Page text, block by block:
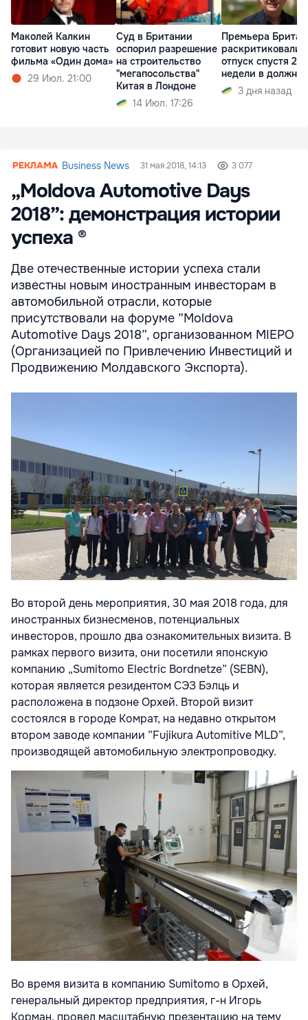
Маколей Калкин
готовит новую часть
фильма «Один дома»
29 Июл. 21:00
Суд в Британии
оспорил разрешение
на строительство
"мегапосольства"
Китая в Лондоне
14 Июл. 17:26
Премьера
раскритиковали
отпуск спустя 2
недели в
3 дня назад
Business News 31 мая 2018, 14:13 3 077
„Moldova Automotive Days
2018”: демонстрация истории
успеха ®
Две отечественные истории успеха стали
известны новым иностранным инвесторам в
автомобильной отрасли, которые
присутствовали на форуме ”Moldova
Automotive Days 2018”, организованном MIEPO
(Организацией по Привлечению Инвестиций и
Продвижению Молдавского Экспорта).
Во второй день мероприятия, 30 мая 2018 года, для
иностранных бизнесменов, потенциальных
инвесторов, прошло два ознакомительных визита. В
рамках первого визита, они посетили японскую
компанию „Sumitomo Electric Bordnetze” (SEBN),
которая является резидентом СЭЗ Бэлць и
расположена в подзоне Орхей. Второй визит
состоялся в городе Комрат, на недавно открытом
втором заводе компании ”Fujikura Automitive MLD”,
производящей автомобильную электропроводку.
Во время визита в компанию Sumitomo в Орхей,
генеральный директор предприятия, г-н Игорь